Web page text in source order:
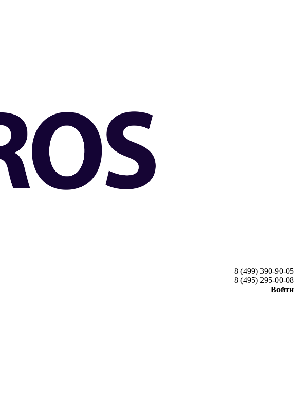
8 (499) 390-90-05
8 (495) 295-00-08
Войти